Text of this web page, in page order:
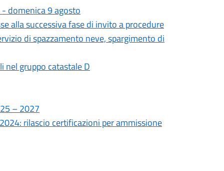
- domenica 9 agosto
alla successiva fase di invito a procedure
di spazzamento neve, spargimento di
nel gruppo catastale D
– 2027
rilascio certificazioni per ammissione